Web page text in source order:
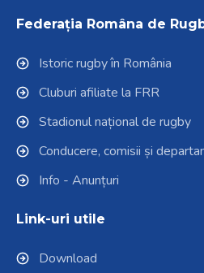
Federația Româna de
Istoric rugby în România
Cluburi afiliate la FRR
Stadionul național de rugby
Conducere, comisii și
Info - Anunțuri
Link-uri utile
Download